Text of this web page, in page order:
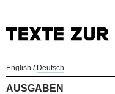
English / Deutsch
AUSGABEN